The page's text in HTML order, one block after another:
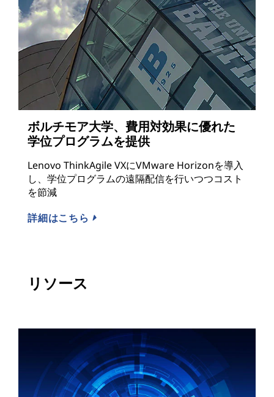
ボルチモア大学、費用対効果に優れた
学位プログラムを提供
Lenovo ThinkAgile VXにVMware Horizonを導入
し、学位プログラムの遠隔配信を行いつつコスト
を節減
詳細はこちら
リソース